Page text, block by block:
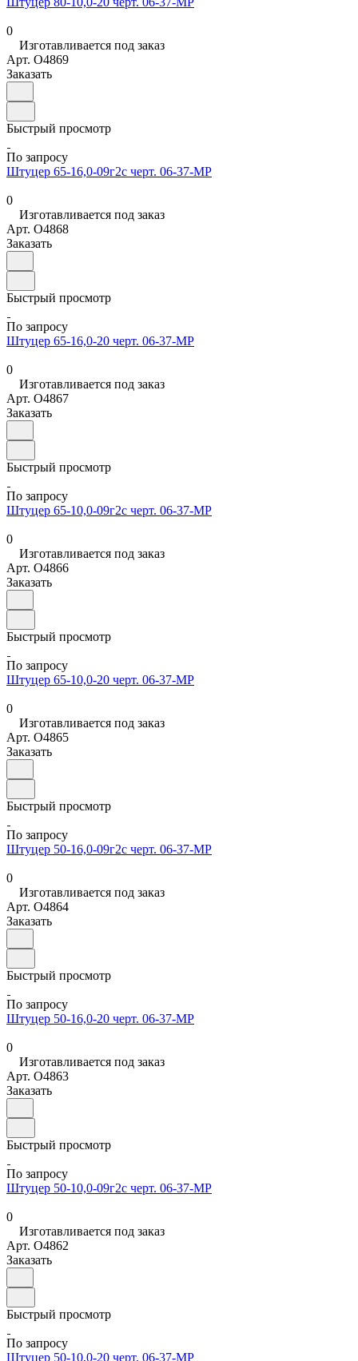
0
Изготавливается под заказ
Арт. O4869
Заказать
Быстрый просмотр
По запросу
Штуцер 65-16,0-09г2с черт. 06-37-МР
0
Изготавливается под заказ
Арт. O4868
Заказать
Быстрый просмотр
По запросу
Штуцер 65-16,0-20 черт. 06-37-МР
0
Изготавливается под заказ
Арт. O4867
Заказать
Быстрый просмотр
По запросу
Штуцер 65-10,0-09г2с черт. 06-37-МР
0
Изготавливается под заказ
Арт. O4866
Заказать
Быстрый просмотр
По запросу
Штуцер 65-10,0-20 черт. 06-37-МР
0
Изготавливается под заказ
Арт. O4865
Заказать
Быстрый просмотр
По запросу
Штуцер 50-16,0-09г2с черт. 06-37-МР
0
Изготавливается под заказ
Арт. O4864
Заказать
Быстрый просмотр
По запросу
Штуцер 50-16,0-20 черт. 06-37-МР
0
Изготавливается под заказ
Арт. O4863
Заказать
Быстрый просмотр
По запросу
Штуцер 50-10,0-09г2с черт. 06-37-МР
0
Изготавливается под заказ
Арт. O4862
Заказать
Быстрый просмотр
По запросу
Штуцер 50-10,0-20 черт. 06-37-МР